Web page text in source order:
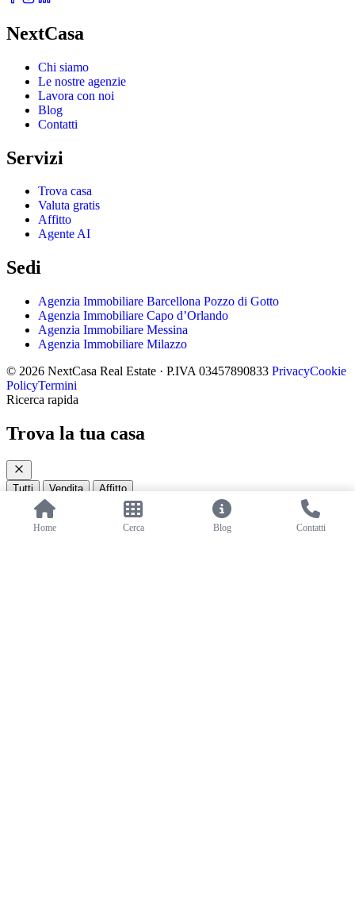
NextCasa
Chi siamo
Le nostre agenzie
Lavora con noi
Blog
Contatti
Servizi
Trova casa
Valuta gratis
Affitto
Agente AI
Sedi
Agenzia Immobiliare Barcellona Pozzo di Gotto
Agenzia Immobiliare Capo d’Orlando
Agenzia Immobiliare Messina
Agenzia Immobiliare Milazzo
© 2026 NextCasa Real Estate · P.IVA 03457890833 PrivacyCookie
PolicyTermini
Ricerca rapida
Trova la tua casa
Tutti Vendita Affitto
Cerca per
Superficie
Home Cerca Blog Contatti